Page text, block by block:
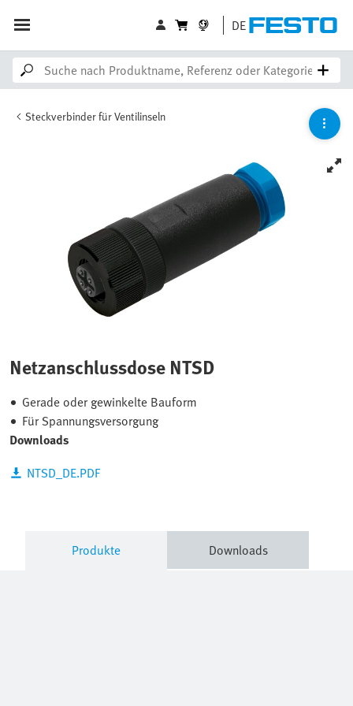
DE
Steckverbinder für Ventilinseln
Netzanschlussdose NTSD
Gerade oder gewinkelte Bauform
Für Spannungsversorgung
Downloads
NTSD_DE.PDF
Produkte Downloads